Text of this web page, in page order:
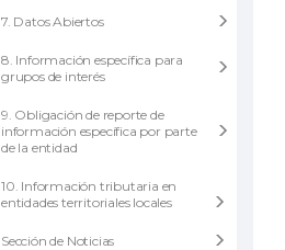
7. Datos Abiertos
8. Información específica para
grupos de interés
9. Obligación de reporte de
información específica por parte
de la entidad
10. Información tributaria en
entidades territoriales locales
Sección de Noticias